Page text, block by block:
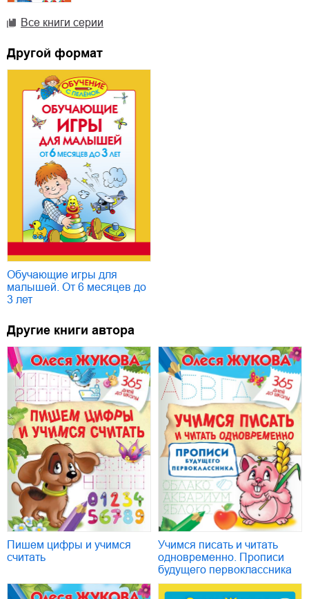
Все книги серии
Другой формат
Обучающие игры для
малышей. От 6 месяцев до
3 лет
Другие книги автора
Пишем цифры и учимся
считать
Учимся писать и читать
одновременно. Прописи
будущего первоклассника